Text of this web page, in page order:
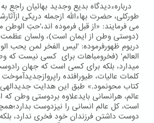
دربارهءدیدگاه بدیع وجدید بهائیان
طوركلی، حضرت بهاءالله ازجمله دریكی
می فرمایند: «از قبل فرموده اند،'حبّ الوطن
(دوستی وطن از ایمان است)، ولسان عظمت
دریوم ظهورفرموده: 'لیس الفخر لمن یحب
العالم' (فخرومباهات برای کسی نیست که
میدارد، بلکه برای کسی است که جهان
كلمات عالیات، طیورافئده راپروازجدیدآموخت
كتاب محونمود.» طبق این هدایت
عالم، هرانسانی بایدعلاوه بردوستی وطن
است، كل عالم انسانی را نیزدوست
دوست داشتن فرزندان خود فخری ندارد، بلكه